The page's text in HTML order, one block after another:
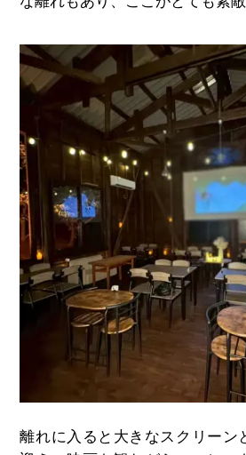
離れに入ると大きなスクリーン